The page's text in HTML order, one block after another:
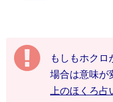
もしもホクロ
場合は意味が
上のほくろ占